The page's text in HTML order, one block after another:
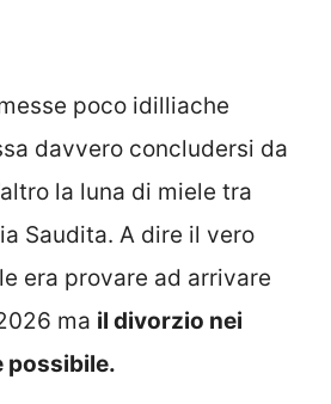
poco idilliache
davvero concludersi da
la luna di miele tra
Saudita. A dire il vero
era provare ad arrivare
ma il divorzio nei
possibile.